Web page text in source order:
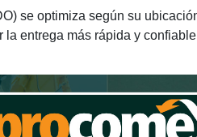
se optimiza según su
entrega más rápida y